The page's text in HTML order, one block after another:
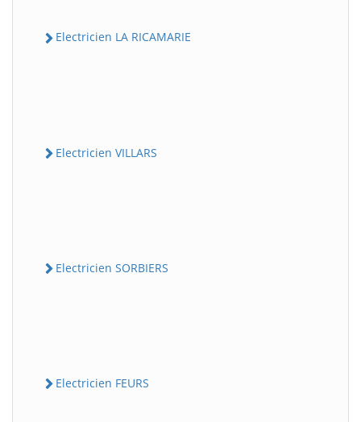
Electricien LA RICAMARIE
Electricien VILLARS
Electricien SORBIERS
Electricien FEURS